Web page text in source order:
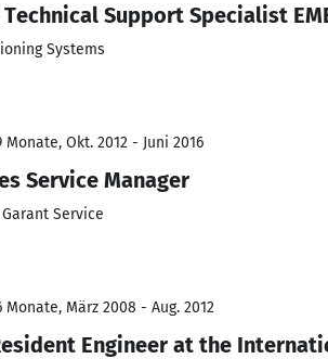
Support Specialist
Systems
Monate, Okt. 2012 - Juni 2016
Service Manager
Service
Monate, März 2008 - Aug. 2012
Engineer at the